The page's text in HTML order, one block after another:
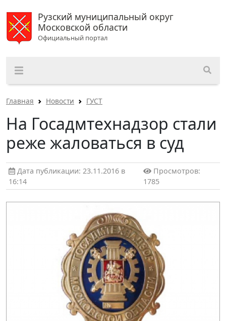
Рузский муниципальный округ
Московской области
Официальный портал
Главная Новости ГУСТ
На Госадмтехнадзор стали
реже жаловаться в суд
Дата публикации: 23.11.2016 в
16:14
Просмотров:
1785